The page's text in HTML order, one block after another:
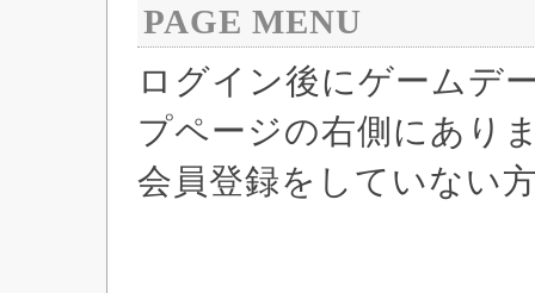
PAGE MENU
ログイン後にゲームデ
プページの右側にあり
会員登録をしていない